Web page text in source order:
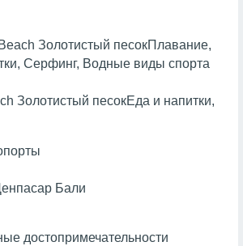
Золотистый песокПлавание,
Серфинг, Водные виды спорта
Золотистый песокЕда и напитки,
Бали
достопримечательности